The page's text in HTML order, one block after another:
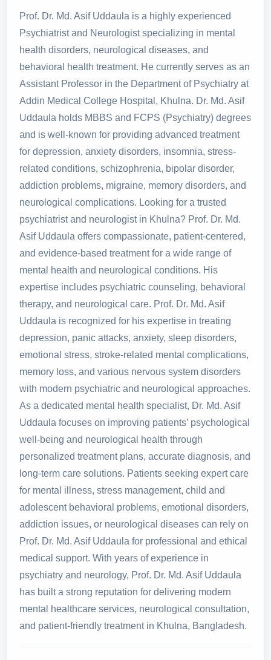
Prof. Dr. Md. Asif Uddaula is a highly experienced
Psychiatrist and Neurologist specializing in mental
health disorders, neurological diseases, and
behavioral health treatment. He currently serves as an
Assistant Professor in the Department of Psychiatry at
Addin Medical College Hospital, Khulna. Dr. Md. Asif
Uddaula holds MBBS and FCPS (Psychiatry) degrees
and is well-known for providing advanced treatment
for depression, anxiety disorders, insomnia, stress-
related conditions, schizophrenia, bipolar disorder,
addiction problems, migraine, memory disorders, and
neurological complications. Looking for a trusted
psychiatrist and neurologist in Khulna? Prof. Dr. Md.
Asif Uddaula offers compassionate, patient-centered,
and evidence-based treatment for a wide range of
mental health and neurological conditions. His
expertise includes psychiatric counseling, behavioral
therapy, and neurological care. Prof. Dr. Md. Asif
Uddaula is recognized for his expertise in treating
depression, panic attacks, anxiety, sleep disorders,
emotional stress, stroke-related mental complications,
memory loss, and various nervous system disorders
with modern psychiatric and neurological approaches.
As a dedicated mental health specialist, Dr. Md. Asif
Uddaula focuses on improving patients’ psychological
well-being and neurological health through
personalized treatment plans, accurate diagnosis, and
long-term care solutions. Patients seeking expert care
for mental illness, stress management, child and
adolescent behavioral problems, emotional disorders,
addiction issues, or neurological diseases can rely on
Prof. Dr. Md. Asif Uddaula for professional and ethical
medical support. With years of experience in
psychiatry and neurology, Prof. Dr. Md. Asif Uddaula
has built a strong reputation for delivering modern
mental healthcare services, neurological consultation,
and patient-friendly treatment in Khulna, Bangladesh.